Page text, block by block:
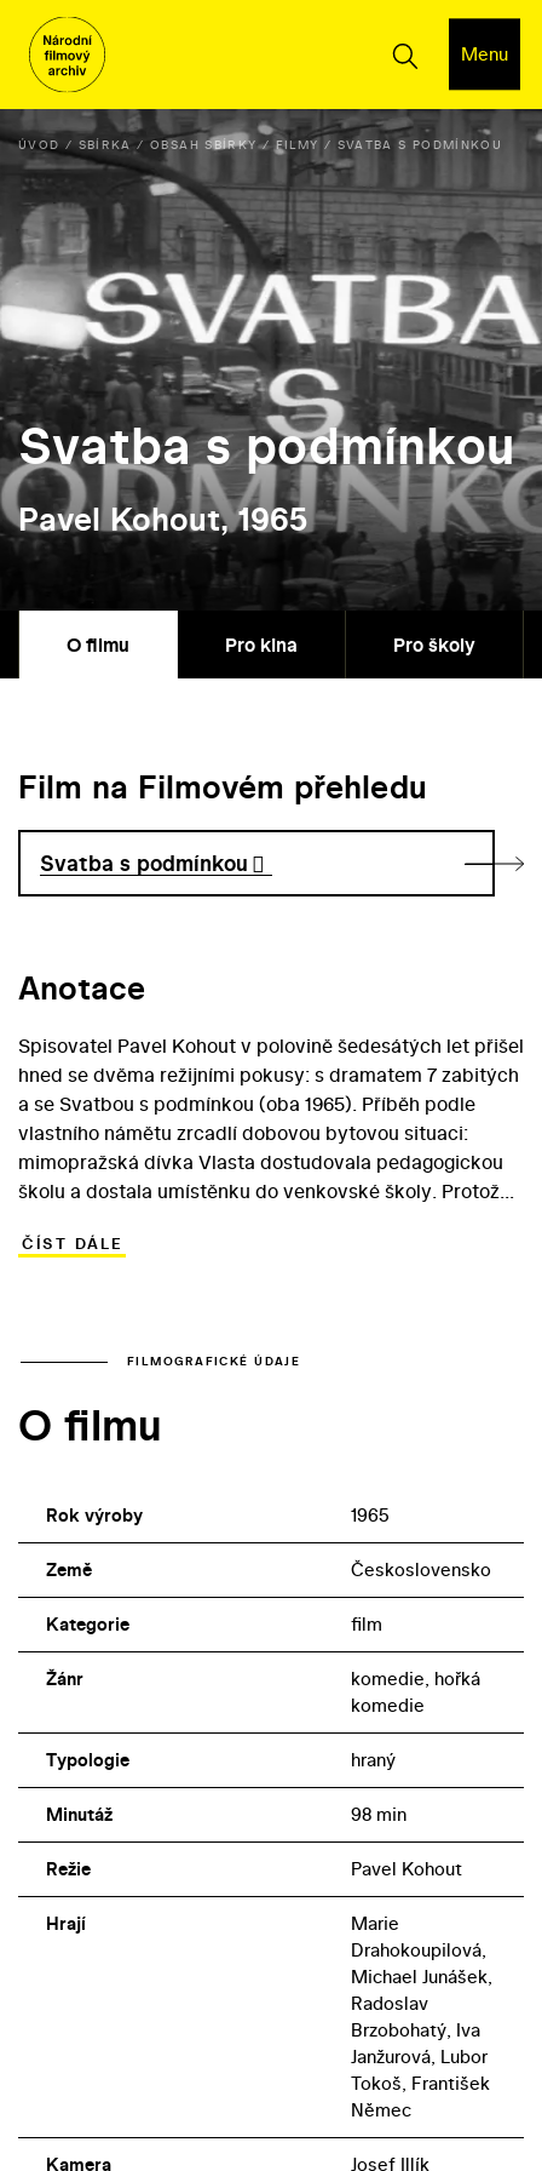
Menu
ÚVOD SBÍRKA OBSAH SBÍRKY FILMY SVATBA S PODMÍNKOU
Svatba s podmínkou
Pavel Kohout, 1965
O filmu Pro kina Pro školy
Film na Filmovém přehledu
Svatba s podmínkou
Anotace
Spisovatel Pavel Kohout v polovině šedesátých let přišel
hned se dvěma režijními pokusy: s dramatem 7 zabitých
a se Svatbou s podmínkou (oba 1965). Příběh podle
vlastního námětu zrcadlí dobovou bytovou situaci:
mimopražská dívka Vlasta dostudovala pedagogickou
školu a dostala umístěnku do venkovské školy. Protože
Pražákem, rozhodne se provdat. Místo dohozeného
mezi filmy československé nové vlny, si hlavní role
(Vlastík). Role hrdinčina milence Irka, který jí dohodí
chlapíků.
ČÍST DÁLE
FILMOGRAFICKÉ ÚDAJE
O filmu
Rok výroby 1965
Země Československo
Kategorie film
Žánr
komedie, hořká
komedie
Typologie hraný
Minutáž 98 min
Režie Pavel Kohout
Hrají
Marie
Drahokoupilová,
Michael Junášek,
Radoslav
Brzobohatý, Iva
Janžurová, Lubor
Tokoš, František
Němec
Kamera Josef Illík